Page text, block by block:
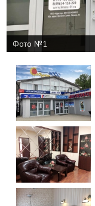
Фото №1